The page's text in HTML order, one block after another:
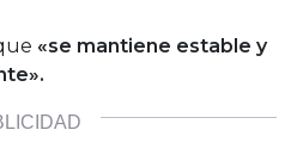
«se mantiene estable y